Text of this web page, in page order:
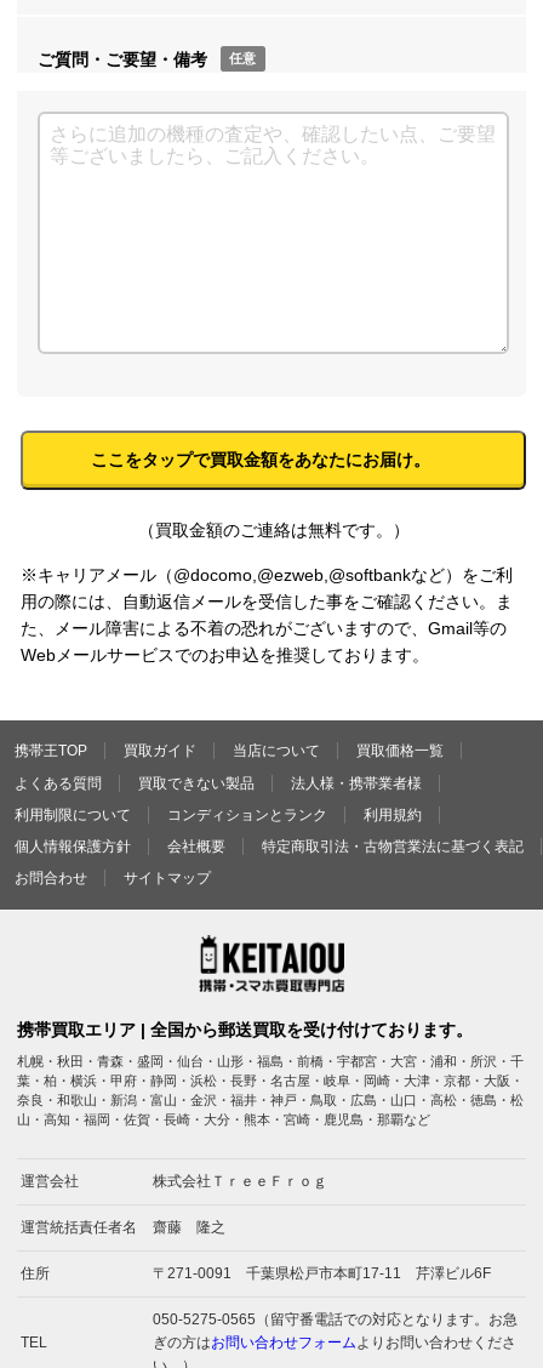
ご質問・ご要望・備考 任意
（買取金額のご連絡は無料です。）
※キャリアメール（@docomo,@ezweb,@softbankなど）をご利
用の際には、自動返信メールを受信した事をご確認ください。ま
た、メール障害による不着の恐れがございますので、Gmail等の
Webメールサービスでのお申込を推奨しております。
携帯王TOP 買取ガイド 当店について
買取価格一覧
よくある質問
買取できない製品
法人様・携帯業者様
利用制限について
コンディションとランク
利用規約
個人情報保護方針
会社概要
特定商取引法・古物営業法に基づく表記
お問合わせ
サイトマップ
携帯買取エリア | 全国から郵送買取を受け付けております。
札幌・秋田・青森・盛岡・仙台・山形・福島・前橋・宇都宮・大宮・浦和・所沢・千
葉・柏・横浜・甲府・静岡・浜松・長野・名古屋・岐阜・岡崎・大津・京都・大阪・
奈良・和歌山・新潟・富山・金沢・福井・神戸・鳥取・広島・山口・高松・徳島・松
山・高知・福岡・佐賀・長崎・大分・熊本・宮崎・鹿児島・那覇など
運営会社 株式会社ＴｒｅｅＦｒｏｇ
運営統括責任者名 齋藤 隆之
住所 〒271-0091 千葉県松戸市本町17-11 芹澤ビル6F
TEL
050-5275-0565（留守番電話での対応となります。お急
ぎの方はお問い合わせフォームよりお問い合わせくださ